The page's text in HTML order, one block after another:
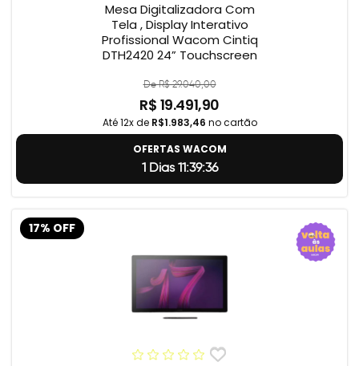
Mesa Digitalizadora Com
Tela , Display Interativo
Profissional Wacom Cintiq
DTH2420 24” Touchscreen
De R$ 29.040,00
R$ 19.491,90
Até 12x de R$1.983,46 no cartão
OFERTAS WACOM
1 Dias 11:39:35
17% OFF